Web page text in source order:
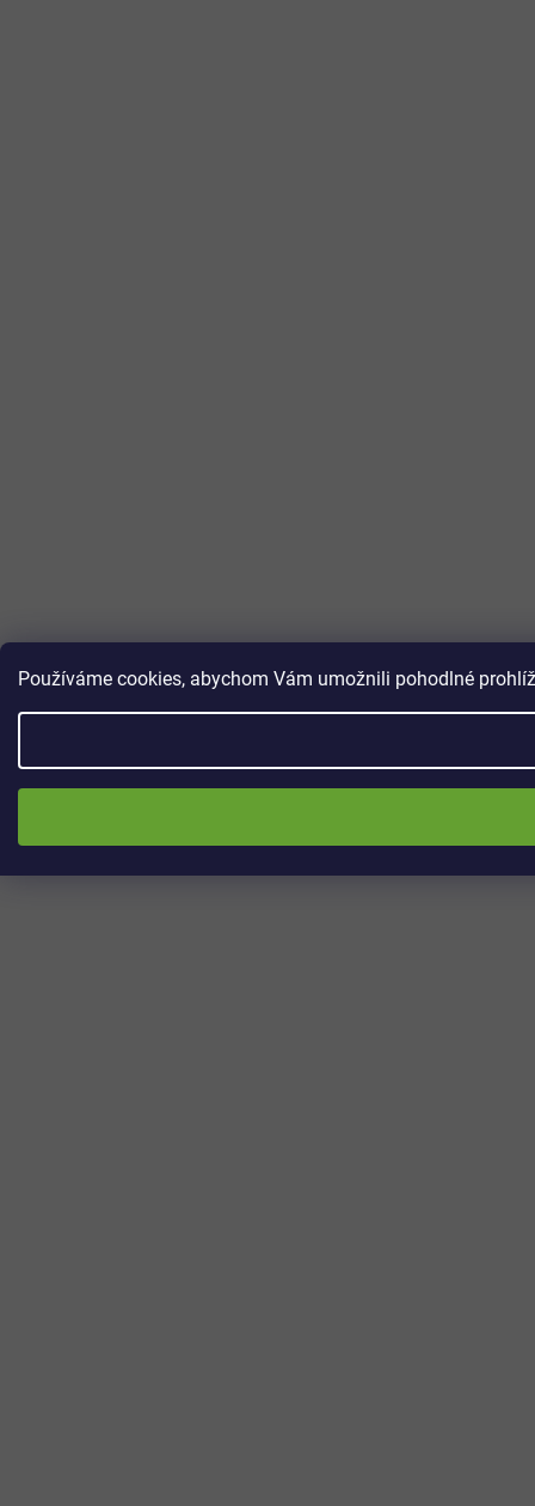
Používáme cookies, abychom Vám umožnili pohodlné